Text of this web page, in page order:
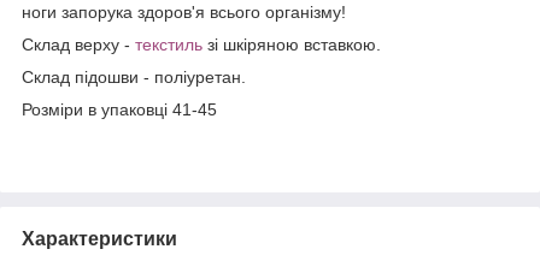
ноги запорука здоров'я всього організму!
Склад верху - текстиль зі шкіряною вставкою.
Склад підошви - поліуретан.
Розміри в упаковці 41-45
Характеристики